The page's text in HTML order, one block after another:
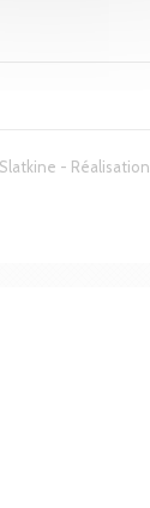
- Réalisation